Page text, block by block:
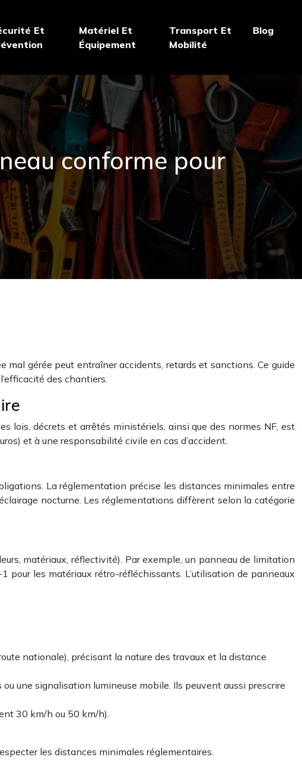
Et
Matériel Et
Équipement
Transport Et
Mobilité
Blog
conforme pour
gérée peut entraîner accidents, retards et sanctions. Ce guide
des chantiers.
lois, décrets et arrêtés ministériels, ainsi que des normes NF, est
et à une responsabilité civile en cas d’accident.
La réglementation précise les distances minimales entre
nocturne. Les réglementations diffèrent selon la catégorie
matériaux, réflectivité). Par exemple, un panneau de limitation
les matériaux rétro-réfléchissants. L’utilisation de panneaux
nationale), précisant la nature des travaux et la distance
une signalisation lumineuse mobile. Ils peuvent aussi prescrire
30 km/h ou 50 km/h).
les distances minimales réglementaires.